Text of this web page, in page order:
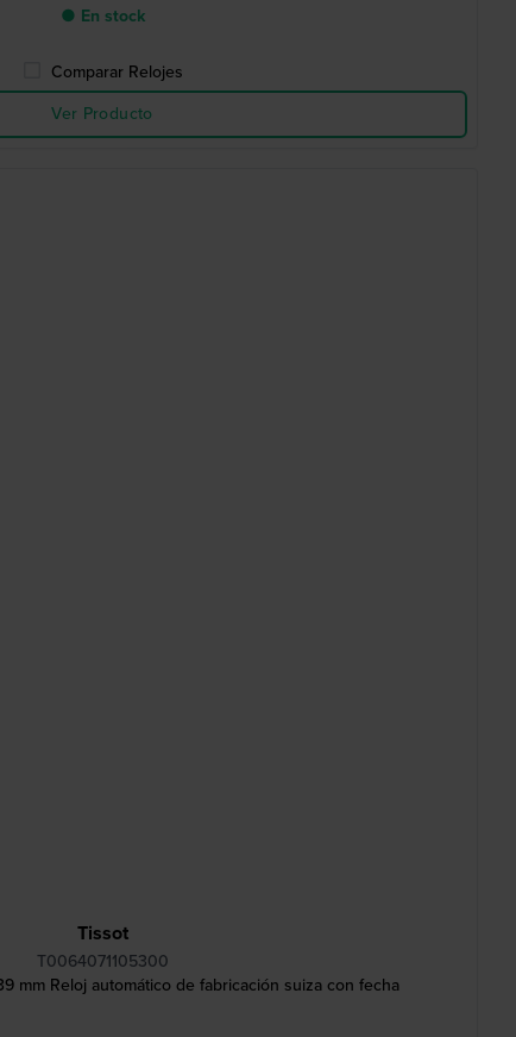
● En stock
Comparar Relojes
Ver Producto
Tissot
T0064071105300
mm Reloj automático de fabricación suiza con fecha